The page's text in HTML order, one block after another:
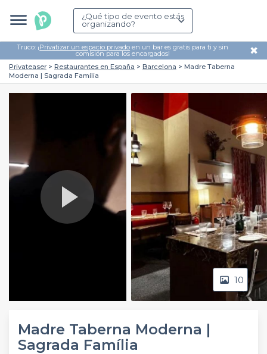
¿Qué tipo de evento estás
organizando?
Truco: ¡Privatizar un espacio privado en un bar es gratis para ti y sin
comisión para los encargados! ✖
Privateaser Restaurantes en España Barcelona
Madre Taberna
Moderna | Sagrada Família
Play
Video
10
Madre Taberna Moderna |
Sagrada Família